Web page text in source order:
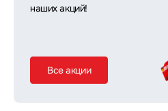
наших акций!
Все акции